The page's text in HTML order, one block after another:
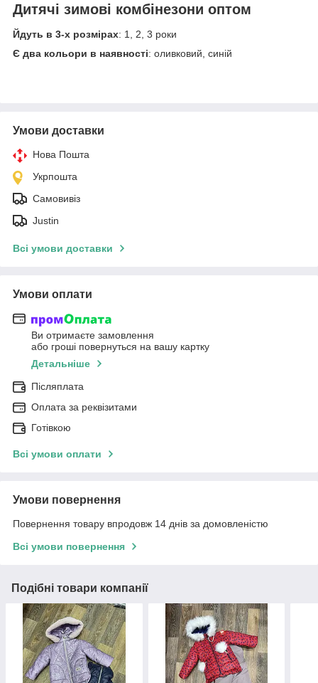
Дитячі зимові комбінезони оптом
Йдуть в 3-х розмірах: 1, 2, 3 роки
Є два кольори в наявності: оливковий, синій
Умови доставки
Нова Пошта
Укрпошта
Самовивіз
Justin
Всі умови доставки
Умови оплати
Ви отримаєте замовлення
або гроші повернуться на вашу картку
Детальніше
Післяплата
Оплата за реквізитами
Готівкою
Всі умови оплати
Умови повернення
Повернення товару впродовж 14 днів за домовленістю
Всі умови повернення
Подібні товари компанії